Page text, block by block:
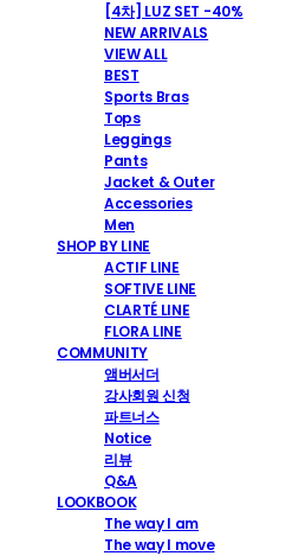
[4차] LUZ SET -40%
NEW ARRIVALS
VIEW ALL
BEST
Sports Bras
Tops
Leggings
Pants
Jacket & Outer
Accessories
Men
SHOP BY LINE
ACTIF LINE
SOFTIVE LINE
CLARTÉ LINE
FLORA LINE
COMMUNITY
앰버서더
강사회원 신청
파트너스
Notice
리뷰
Q&A
LOOKBOOK
The way I am
The way I move